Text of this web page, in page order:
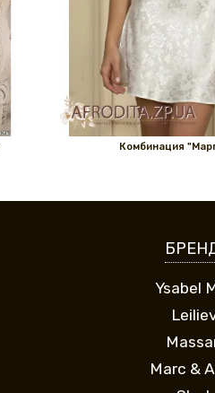
Комбинация
Ysabel
Marc &